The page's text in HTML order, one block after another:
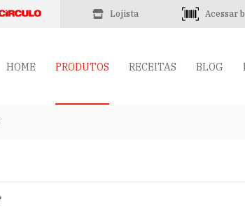
Lojista Acessar
HOME PRODUTOS RECEITAS BLOG